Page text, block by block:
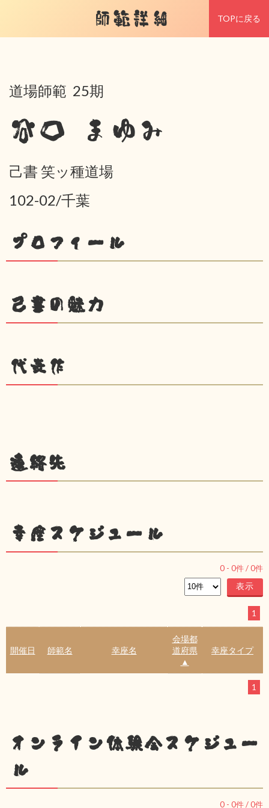
師範詳細 TOPに戻る
道場師範 25期
谷口 まゆみ
己書 笑ッ種道場
102-02/千葉
プロフィール
己書の魅力
代表作
連絡先
幸座スケジュール
0 - 0件 /0件
1
開催日 師範名 幸座名
会場都
道府県
▲
幸座タイプ
1
オンライン体験会スケジュー
ル
0 - 0件 /0件